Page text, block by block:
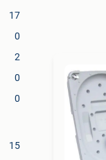
17
0
2
0
0
15